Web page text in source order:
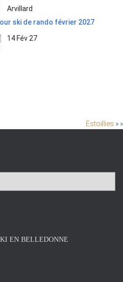
Arvillard
ski de rando février 2027
14 Fév 27
Estoillies » »
EN BELLEDONNE